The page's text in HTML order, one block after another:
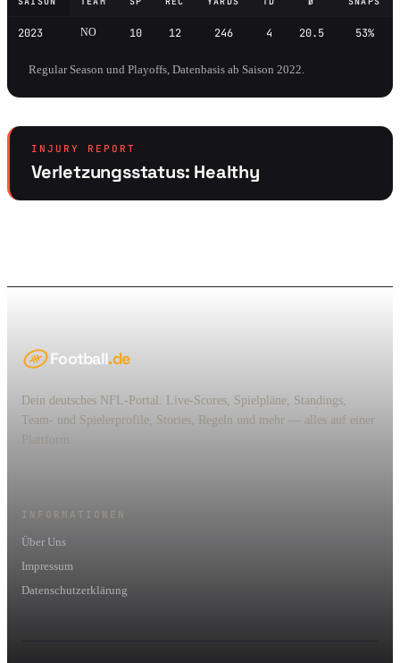
2023 NO 10 12 246 4 20.5 53%
Regular Season und Playoffs, Datenbasis ab Saison 2022.
INJURY REPORT
Verletzungsstatus: Healthy
Football.de
Dein deutsches NFL-Portal. Live-Scores, Spielpläne, Standings,
Team- und Spielerprofile, Stories, Regeln und mehr — alles auf einer
Plattform.
INFORMATIONEN
Über Uns
Impressum
Datenschutzerklärung